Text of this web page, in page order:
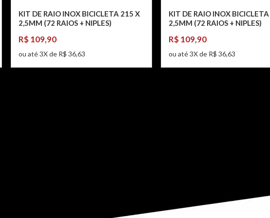
KIT DE RAIO INOX BICICLETA 215 X
2,5MM (72 RAIOS + NIPLES)
R$ 109,90
ou até 3X de R$ 36,63
KIT DE RAIO INOX
2,5MM (72 RAIOS + NIPLES)
R$ 109,90
ou até 3X de R$ 36,63